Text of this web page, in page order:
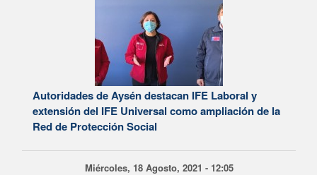
Autoridades de Aysén destacan IFE Laboral y
extensión del IFE Universal como ampliación de la
Red de Protección Social
Miércoles, 18 Agosto, 2021 - 12:05